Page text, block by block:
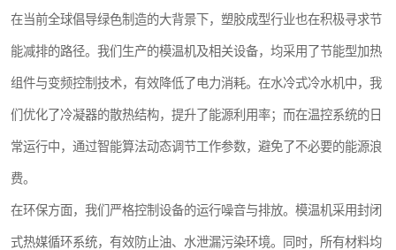
在当前全球倡导绿色制造的大背景下，塑胶成型行业也在积极寻求节
能减排的路径。我们生产的模温机及相关设备，均采用了节能型加热
组件与变频控制技术，有效降低了电力消耗。在水冷式冷水机中，我
们优化了冷凝器的散热结构，提升了能源利用率；而在温控系统的日
常运行中，通过智能算法动态调节工作参数，避免了不必要的能源浪
费。
在环保方面，我们严格控制设备的运行噪音与排放。模温机采用封闭
式热媒循环系统，有效防止油、水泄漏污染环境。同时，所有材料均